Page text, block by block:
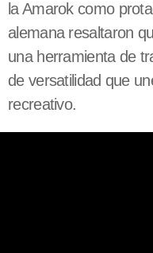
la Amarok como
alemana resaltaron
una herramienta de
de versatilidad que
recreativo.